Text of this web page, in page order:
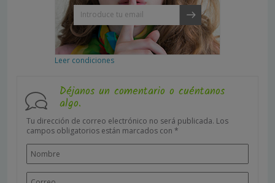
Leer condiciones
Déjanos un comentario o cuéntanos
algo.
Tu dirección de correo electrónico no será publicada. Los
campos obligatorios están marcados con *